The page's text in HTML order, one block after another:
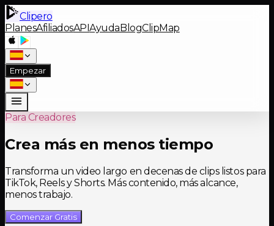
Clipero
PlanesAfiliadosAPIAyudaBlogClipMap
Empezar
Para Creadores
Crea más en menos tiempo
Transforma un video largo en decenas de clips listos para
TikTok, Reels y Shorts. Más contenido, más alcance,
menos trabajo.
Comenzar Gratis